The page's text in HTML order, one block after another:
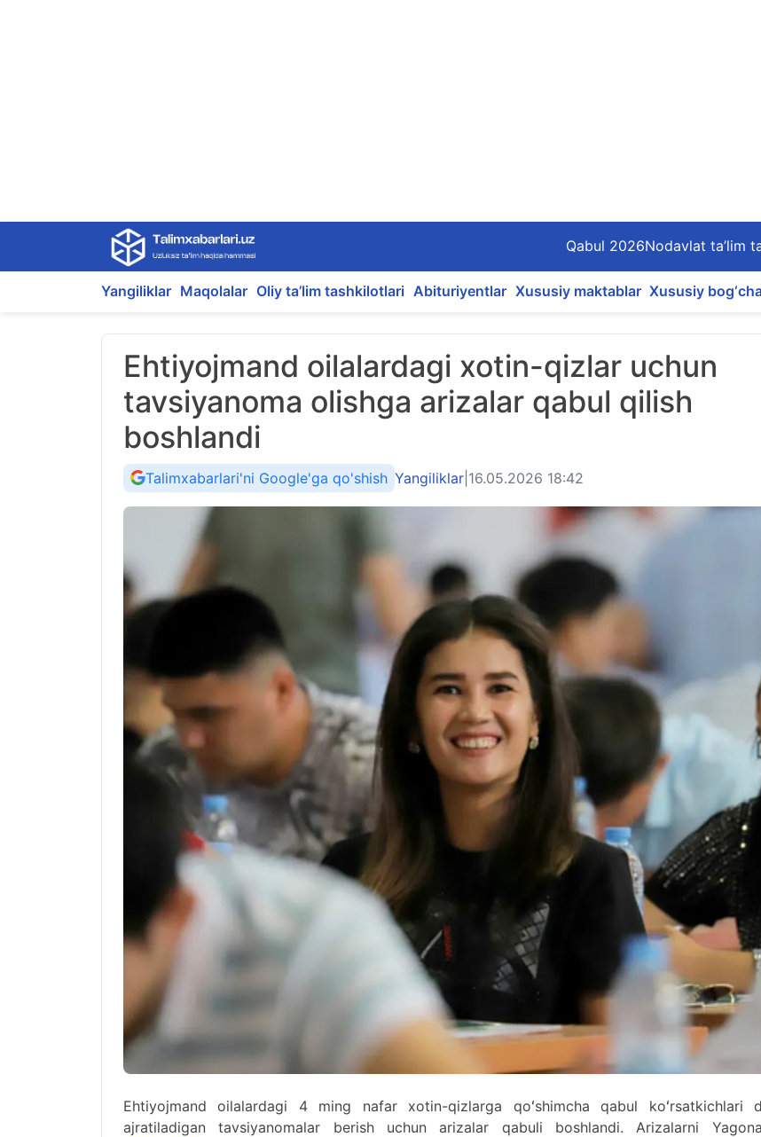
content
Qabul 2026Nodavlat ta’lim
Yangiliklar Maqolalar Oliy ta’lim tashkilotlari Abituriyentlar Xususiy maktablar Xususiy
Ehtiyojmand oilalardagi xotin-qizlar uchun
tavsiyanoma olishga arizalar qabul qilish
boshlandi
Talimxabarlari'ni Google'ga qo'shish Yangiliklar 16.05.2026 18:42
Ehtiyojmand oilalardagi 4 ming nafar xotin-qizlarga qoʻshimcha qabul koʻrsatkichlari
ajratiladigan tavsiyanomalar berish uchun arizalar qabuli boshlandi. Arizalarni